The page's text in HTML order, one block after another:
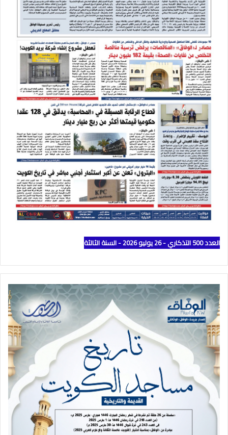
العدد 500 التذكاري - 26 يوليو 2026 - السنة الثالثة